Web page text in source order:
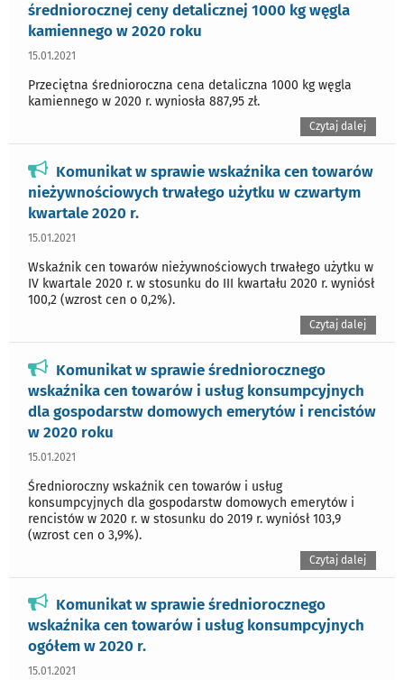
średniorocznej ceny detalicznej 1000 kg węgla
kamiennego w 2020 roku
15.01.2021
Przeciętna średnioroczna cena detaliczna 1000 kg węgla
kamiennego w 2020 r. wyniosła 887,95 zł.
Czytaj dalej
Komunikat w sprawie wskaźnika cen towarów
nieżywnościowych trwałego użytku w czwartym
kwartale 2020 r.
15.01.2021
Wskaźnik cen towarów nieżywnościowych trwałego użytku w
IV kwartale 2020 r. w stosunku do III kwartału 2020 r. wyniósł
100,2 (wzrost cen o 0,2%).
Czytaj dalej
Komunikat w sprawie średniorocznego
wskaźnika cen towarów i usług konsumpcyjnych
dla gospodarstw domowych emerytów i rencistów
w 2020 roku
15.01.2021
Średnioroczny wskaźnik cen towarów i usług
konsumpcyjnych dla gospodarstw domowych emerytów i
rencistów w 2020 r. w stosunku do 2019 r. wyniósł 103,9
(wzrost cen o 3,9%).
Czytaj dalej
Komunikat w sprawie średniorocznego
wskaźnika cen towarów i usług konsumpcyjnych
ogółem w 2020 r.
15.01.2021